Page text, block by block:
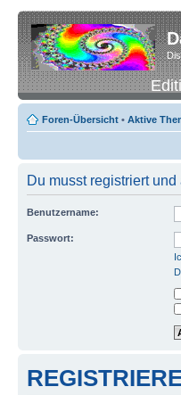
Foren-Übersicht • Aktive
Du musst registriert
Benutzername:
Passwort: